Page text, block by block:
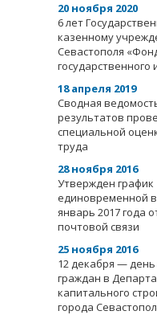
20 ноября 2020
6 лет
казенному
Севастополя
государственного
18 апреля 2019
Сводная
результатов
специальной
труда
28 ноября 2016
Утвержден график
единовременной
январь 2017 года
почтовой связи
25 ноября 2016
12 декабря —
граждан в
капитального
города